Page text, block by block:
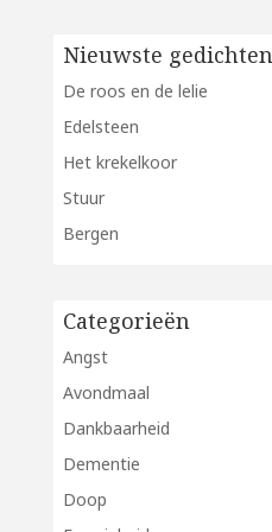
Nieuwste gedichten
De roos en de lelie
Edelsteen
Het krekelkoor
Stuur
Bergen
Categorieën
Angst
Avondmaal
Dankbaarheid
Dementie
Doop